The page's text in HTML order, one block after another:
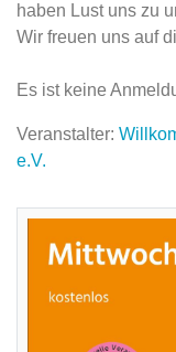
haben Lust uns zu
Wir freuen uns auf
Es ist keine
Veranstalter:
e.V.